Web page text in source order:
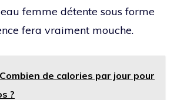
femme détente sous forme
fera vraiment mouche.
Combien de calories par jour pour
?